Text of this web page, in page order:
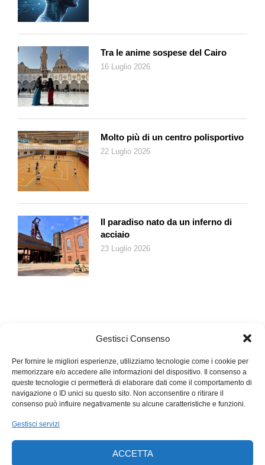
Gestisci Consenso
Per fornire le migliori esperienze, utilizziamo tecnologie come i cookie per
memorizzare e/o accedere alle informazioni del dispositivo. Il consenso a
queste tecnologie ci permetterà di elaborare dati come il comportamento di
navigazione o ID unici su questo sito. Non acconsentire o ritirare il
consenso può influire negativamente su alcune caratteristiche e funzioni.
Gestisci servizi
ACCETTA
Tra le anime sospese del Cairo
16 Luglio 2026
Molto più di un centro polisportivo
22 Luglio 2026
Il paradiso nato da un inferno di
acciaio
23 Luglio 2026